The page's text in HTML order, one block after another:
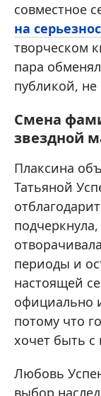
совместное
на
творческом
пара
публикой, не
Смена
звездной
Плаксина
Татьяной
периоды и
настоящей
официально
потому что
хочет быть с
Любовь